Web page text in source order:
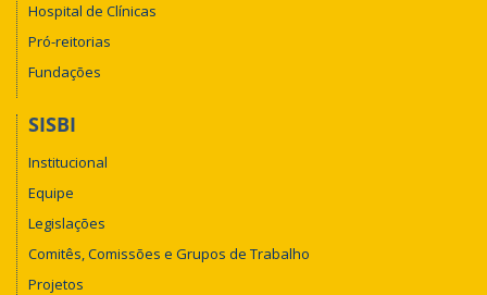
Hospital de Clínicas
Pró-reitorias
Fundações
SISBI
Institucional
Equipe
Legislações
Comitês, Comissões e Grupos de Trabalho
Projetos